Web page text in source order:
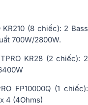
(8 chiếc): 2 Bass
700W/2800W.
KR28 (2 chiếc): 2
FP10000Q (1 chiếc):
4 (4Ohms)